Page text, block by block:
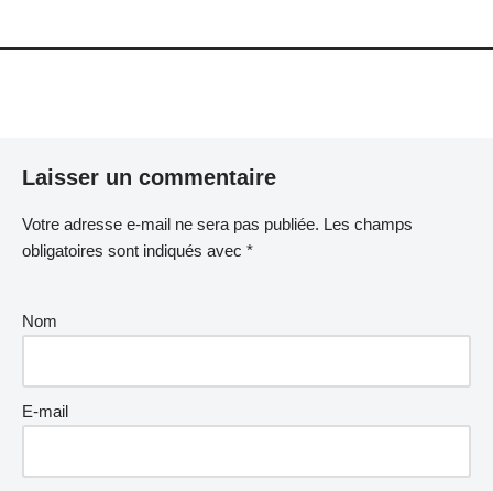
Laisser un commentaire
Votre adresse e-mail ne sera pas publiée. Les champs
obligatoires sont indiqués avec *
Nom
E-mail